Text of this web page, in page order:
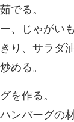
でる。
、じゃがい
り、サラダ
める。
を作る。
ンバーグの